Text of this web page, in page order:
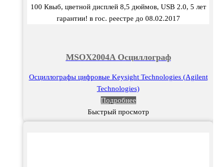
100 Квыб, цветной дисплей 8,5 дюймов, USB 2.0, 5 лет
гарантии! в гос. реестре до 08.02.2017
MSOX2004A Осциллограф
Осциллографы цифровые Keysight Technologies (Agilent
Technologies)
Подробнее
Быстрый просмотр